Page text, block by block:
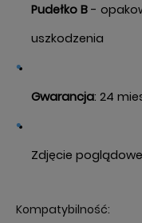
Pudełko B -
uszkodzenia
Gwarancja: 24
Zdjęcie poglądowe
Kompatybilność: